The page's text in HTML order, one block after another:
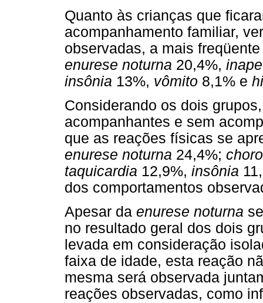
Quanto às crianças que
acompanhamento familiar,
observadas, a mais
enurese noturna 20,4%,
insônia 13%, vômito 8,1% e
Considerando os dois
acompanhantes e sem
que as reações físicas se
enurese noturna 24,4%; choro
taquicardia 12,9%, insônia
dos comportamentos
Apesar da enurese noturna
no resultado geral dos dois
levada em consideração
faixa de idade, esta reação
mesma será observada
reações observadas, como